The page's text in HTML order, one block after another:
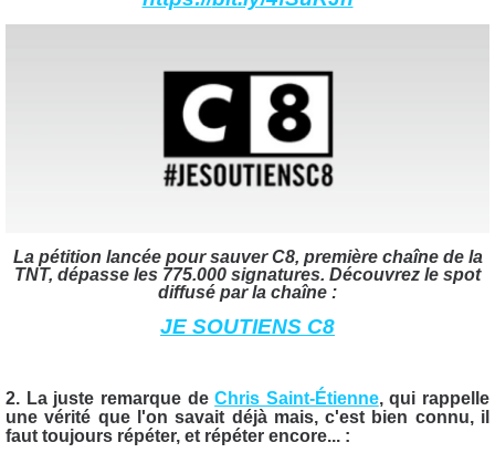
La pétition lancée pour sauver C8, première chaîne de la
TNT, dépasse les 775.000 signatures. Découvrez le spot
diffusé par la chaîne :
JE SOUTIENS C8
2. La juste remarque deChris Saint-Étienne, qui rappelle
une vérité que l'on savait déjà mais, c'est bien connu, il
faut toujours répéter, et répéter encore... :